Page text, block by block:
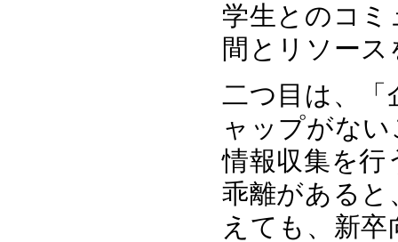
学生とのコ
間とリソー
二つ目は、「
ャップがな
情報収集を行
乖離があると
えても、新